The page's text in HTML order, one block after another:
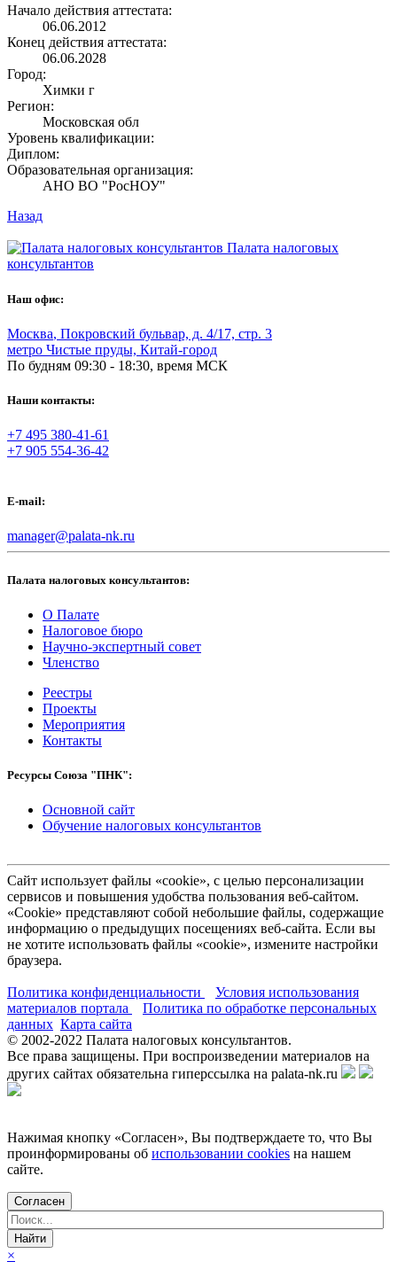
Начало действия аттестата:
06.06.2012
Конец действия аттестата:
06.06.2028
Город:
Химки г
Регион:
Московская обл
Уровень квалификации:
Диплом:
Образовательная организация:
АНО ВО "РосНОУ"
Назад
Палата налоговых
консультантов
Наш офис:
Москва, Покровский бульвар, д. 4/17, стр. 3
метро Чистые пруды, Китай-город
По будням 09:30 - 18:30, время МСК
Наши контакты:
+7 495 380-41-61
+7 905 554-36-42
E-mail:
manager@palata-nk.ru
Палата налоговых консультантов:
О Палате
Налоговое бюро
Научно-экспертный совет
Членство
Реестры
Проекты
Мероприятия
Контакты
Ресурсы Союза "ПНК":
Основной сайт
Обучение налоговых консультантов
Сайт использует файлы «cookie», с целью персонализации
сервисов и повышения удобства пользования веб-сайтом.
«Cookie» представляют собой небольшие файлы, содержащие
информацию о предыдущих посещениях веб-сайта. Если вы
не хотите использовать файлы «cookie», измените настройки
браузера.
Политика конфиденциальности
Условия использования
материалов портала
Политика по обработке персональных
данных Карта сайта
© 2002-2022 Палата налоговых консультантов.
Все права защищены. При воспроизведении материалов на
других сайтах обязательна гиперссылка на palata-nk.ru
Нажимая кнопку «Согласен», Вы подтверждаете то, что Вы
проинформированы об использовании cookies на нашем
сайте.
Согласен
×